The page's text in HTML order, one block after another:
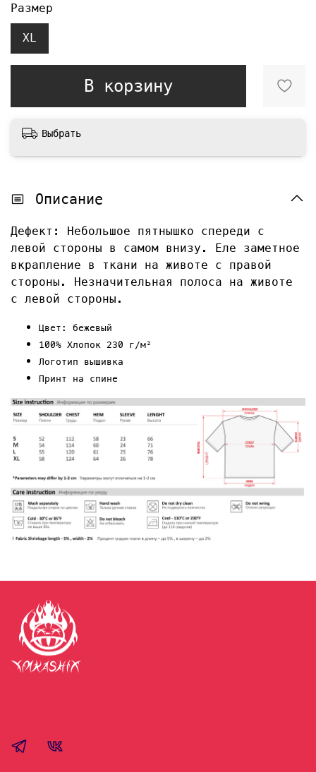
В корзину
Размер
XL
Выбрать
Описание
Дефект: Небольшое пятнышко спереди с
левой стороны в самом внизу. Еле заметное
вкрапление в ткани на животе с правой
стороны. Незначительная полоса на животе
с левой стороны.
Цвет: бежевый
100% Хлопок 230 г/м²
Логотип вышивка
Принт на спине